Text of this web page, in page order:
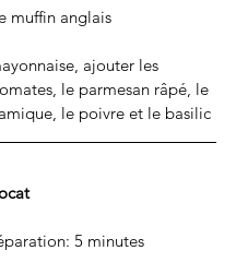
muffin anglais
ajouter les
le parmesan râpé, le
le poivre et le basilic
5 minutes